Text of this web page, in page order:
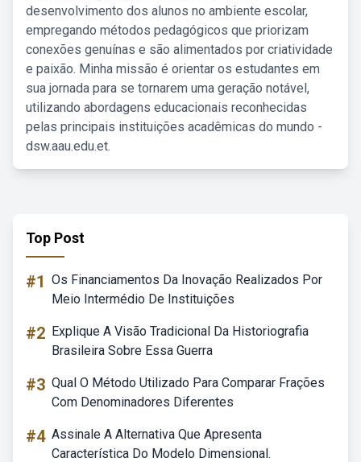
desenvolvimento dos alunos no ambiente escolar,
empregando métodos pedagógicos que priorizam
conexões genuínas e são alimentados por criatividade
e paixão. Minha missão é orientar os estudantes em
sua jornada para se tornarem uma geração notável,
utilizando abordagens educacionais reconhecidas
pelas principais instituições acadêmicas do mundo -
dsw.aau.edu.et.
Top Post
#1 Os Financiamentos Da Inovação Realizados Por
Meio Intermédio De Instituições
#2 Explique A Visão Tradicional Da Historiografia
Brasileira Sobre Essa Guerra
#3 Qual O Método Utilizado Para Comparar Frações
Com Denominadores Diferentes
#4 Assinale A Alternativa Que Apresenta
Característica Do Modelo Dimensional.